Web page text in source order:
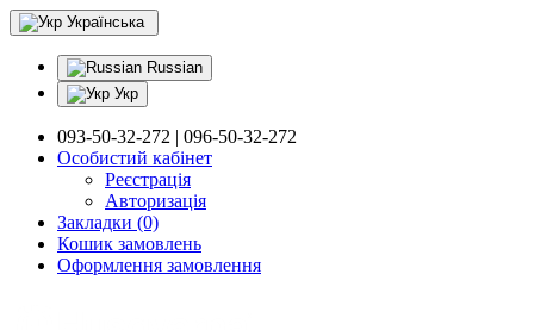
Українська
Russian
Укр
093-50-32-272 | 096-50-32-272
Особистий кабінет
Реєстрація
Авторизація
Закладки (0)
Кошик замовлень
Оформлення замовлення